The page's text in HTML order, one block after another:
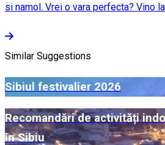
si namol. Vrei o vara perfecta? Vino
Similar Suggestions
Sibiul festivalier 2026
Recomandări de activități
în Sibiu